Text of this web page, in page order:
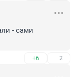
- сами
+6 –2